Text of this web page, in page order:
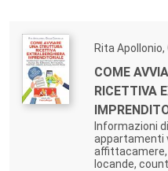
Rita Apollonio,
COME
RICETTIVA
Informazioni
appartamenti
locande,